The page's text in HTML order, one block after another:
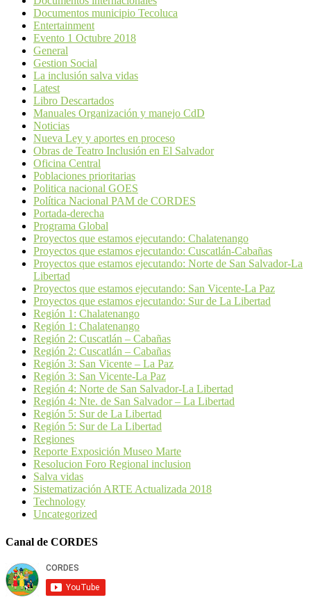
Documentos municipio Tecoluca
Entertainment
Evento 1 Octubre 2018
General
Gestion Social
La inclusión salva vidas
Latest
Libro Descartados
Manuales Organización y manejo CdD
Noticias
Nueva Ley y aportes en proceso
Obras de Teatro Inclusión en El Salvador
Oficina Central
Poblaciones prioritarias
Politica nacional GOES
Política Nacional PAM de CORDES
Portada-derecha
Programa Global
Proyectos que estamos ejecutando: Chalatenango
Proyectos que estamos ejecutando: Cuscatlán-Cabañas
Proyectos que estamos ejecutando: Norte de San Salvador-La
Libertad
Proyectos que estamos ejecutando: San Vicente-La Paz
Proyectos que estamos ejecutando: Sur de La Libertad
Región 1: Chalatenango
Región 1: Chalatenango
Región 2: Cuscatlán – Cabañas
Región 2: Cuscatlán – Cabañas
Región 3: San Vicente – La Paz
Región 3: San Vicente-La Paz
Región 4: Norte de San Salvador-La Libertad
Región 4: Nte. de San Salvador – La Libertad
Región 5: Sur de La Libertad
Región 5: Sur de La Libertad
Regiones
Reporte Exposición Museo Marte
Resolucion Foro Regional inclusion
Salva vidas
Sistematización ARTE Actualizada 2018
Technology
Uncategorized
Canal de CORDES